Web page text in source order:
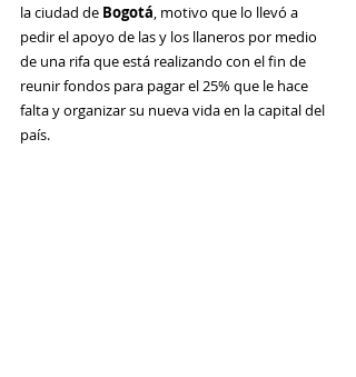
la ciudad de Bogotá, motivo que lo llevó a
pedir el apoyo de las y los llaneros por medio
de una rifa que está realizando con el fin de
reunir fondos para pagar el 25% que le hace
falta y organizar su nueva vida en la capital del
país.